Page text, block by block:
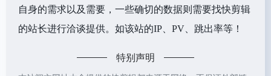
自身的需求以及需要，一些确切的数据则需要找快剪辑
的站长进行洽谈提供。如该站的IP、PV、跳出率等！
特别声明